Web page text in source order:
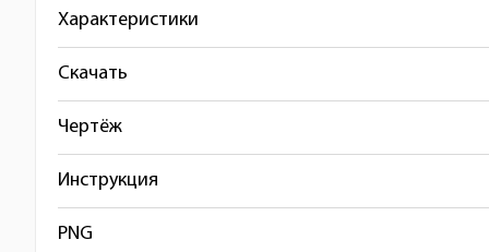
Характеристики
Скачать
Чертёж
Инструкция
PNG